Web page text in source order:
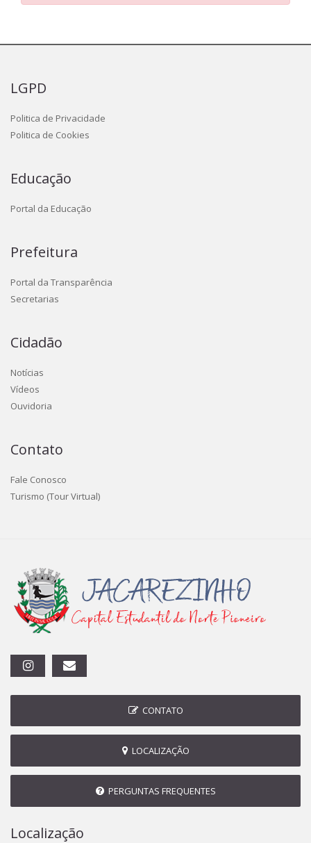
LGPD
Politica de Privacidade
Politica de Cookies
Educação
Portal da Educação
Prefeitura
Portal da Transparência
Secretarias
Cidadão
Notícias
Vídeos
Ouvidoria
Contato
Fale Conosco
Turismo (Tour Virtual)
CONTATO
LOCALIZAÇÃO
PERGUNTAS FREQUENTES
Localização